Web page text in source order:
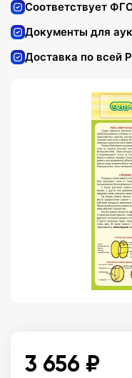
Соответствует
Документы для
Доставка по всей
3 656 ₽